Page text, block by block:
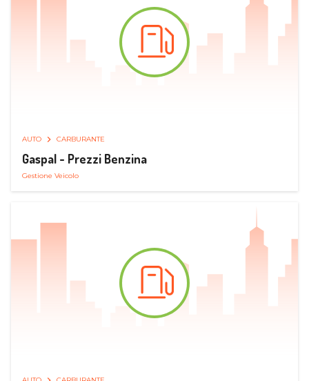
AUTO CARBURANTE
Gaspal - Prezzi Benzina
Gestione Veicolo